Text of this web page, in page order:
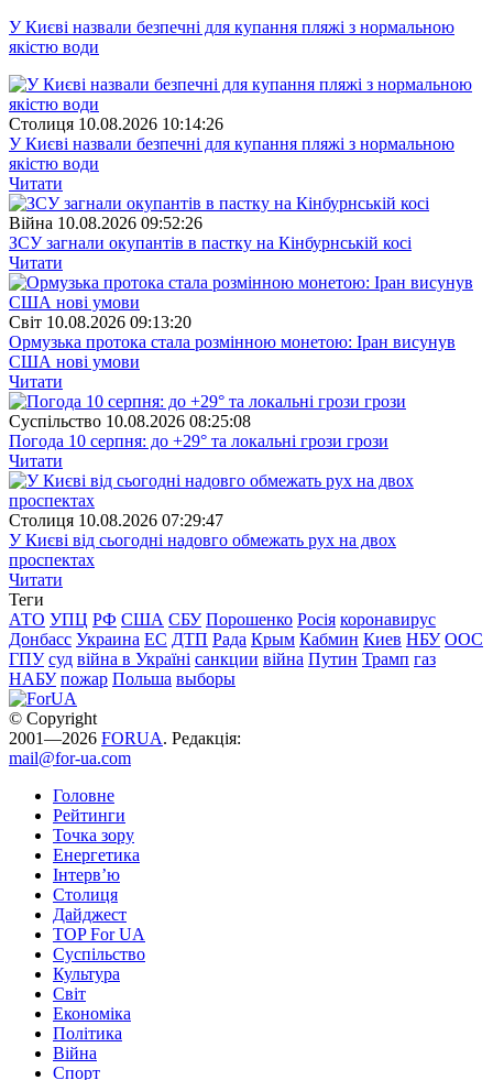
У Києві назвали безпечні для купання пляжі з нормальною
якістю води
Столиця 10.08.2026 10:14:26
У Києві назвали безпечні для купання пляжі з нормальною
якістю води
Читати
Війна 10.08.2026 09:52:26
ЗСУ загнали окупантів в пастку на Кінбурнській косі
Читати
Свiт 10.08.2026 09:13:20
Ормузька протока стала розмінною монетою: Іран висунув
США нові умови
Читати
Суспiльство 10.08.2026 08:25:08
Погода 10 серпня: до +29° та локальні грози грози
Читати
Столиця 10.08.2026 07:29:47
У Києві від сьогодні надовго обмежать рух на двох
проспектах
Читати
Теги
АТО УПЦ РФ США СБУ Порошенко Росія коронавирус
Донбасс Украина ЕС ДТП Рада Крым Кабмин Киев НБУ ООС
ГПУ суд війна в Україні санкции війна Путин Трамп газ
НАБУ пожар Польша выборы
© Copyright
2001—2026 FORUA. Редакція:
mail@for-ua.com
Головне
Рейтинги
Точка зору
Енергетика
Інтерв’ю
Столиця
Дайджест
TOP For UA
Суспiльство
Культура
Світ
Економіка
Політика
Війна
Спорт